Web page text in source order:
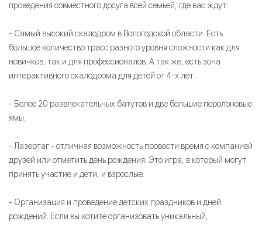
проведения совместного досуга всей семьей, где вас ждут:
- Самый высокий скалодром в Вологодской области. Есть
большое количество трасс разного уровня сложности как для
новичков, так и для профессионалов. А так же, есть зона
интерактивного скалодрома для детей от 4-х лет.
- Более 20 развлекательных батутов и две большие поролоновые
ямы.
- Лазертаг - отличная возможность провести время с компанией
друзей или отметить день рождения. Это игра, в который могут
принять участие и дети, и взрослые.
- Организация и проведение детских праздников и дней
рождений. Если вы хотите организовать уникальный,